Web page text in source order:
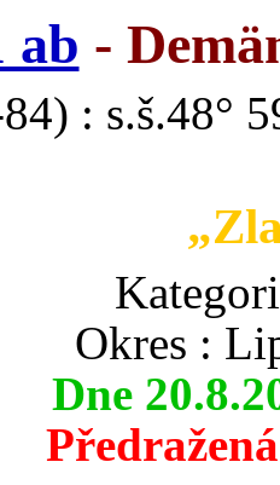
ab -
: s.š.48°
Okres :
Dne